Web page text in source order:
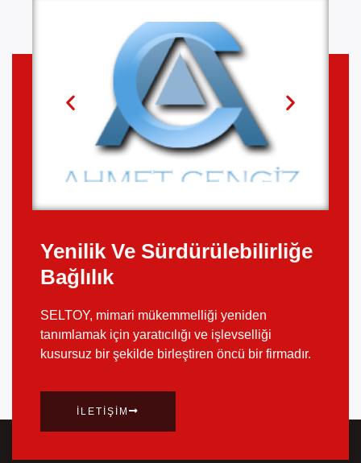
Yenilik Ve Sürdürülebilirliğe
Bağlılık
SELTOY, mimari mükemmelliği yeniden
tanımlamak için yaratıcılığı ve işlevselliği
kusursuz bir şekilde birleştiren öncü bir firmadır.
İLETIŞIM